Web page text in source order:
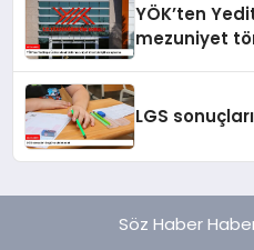
YÖK’ten
mezuniyet
LGS
Söz Haber